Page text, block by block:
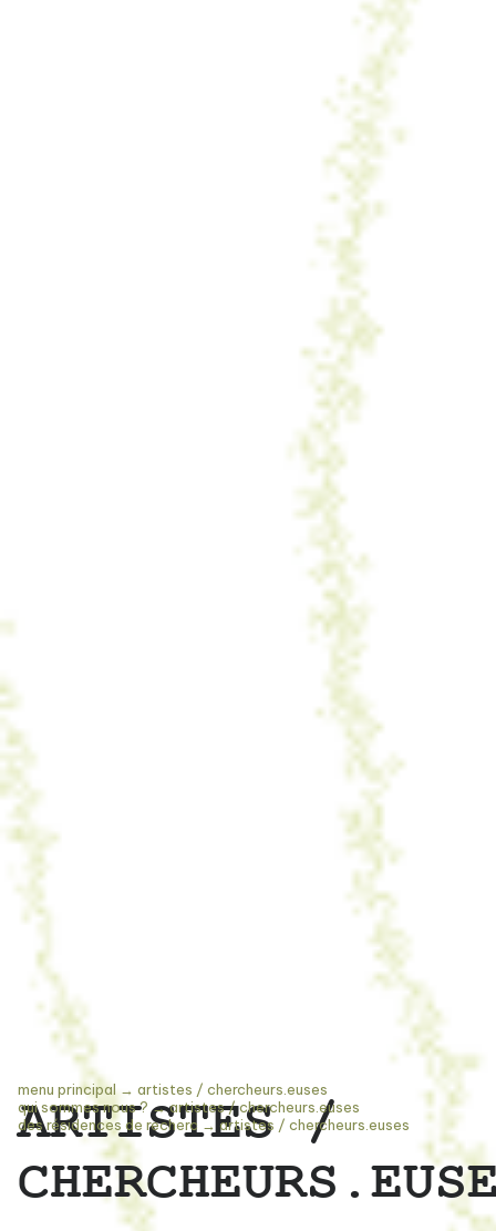
menu principal→ artistes / chercheurs.euses
qui sommes nous ?→artistes / chercheurs.euses
des résidences de recherc → artistes / chercheurs.euses
ARTISTES /